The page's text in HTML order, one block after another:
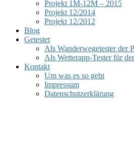
Projekt 1M-12M – 2015
Projekt 12/2014
Projekt 12/2012
Blog
Getestet
Als Wanderwegetester der
Als Wetterapp-Tester für
Kontakt
Um was es so geht
Impressum
Datenschutzerklärung